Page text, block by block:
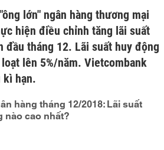
lớn" ngân hàng thương mại
hiện điều chỉnh tăng lãi suất
đầu tháng 12. Lãi suất huy động
lên 5%/năm. Vietcombank
kì hạn.
hàng tháng 12/2018: Lãi suất
nào cao nhất?